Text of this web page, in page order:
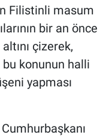
Filistinli masum
bir an önce
çizerek,
konunun halli
yapması